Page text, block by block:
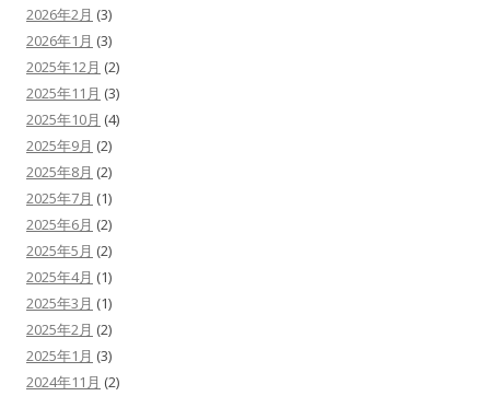
2026年2月 (3)
2026年1月 (3)
2025年12月 (2)
2025年11月 (3)
2025年10月 (4)
2025年9月 (2)
2025年8月 (2)
2025年7月 (1)
2025年6月 (2)
2025年5月 (2)
2025年4月 (1)
2025年3月 (1)
2025年2月 (2)
2025年1月 (3)
2024年11月 (2)